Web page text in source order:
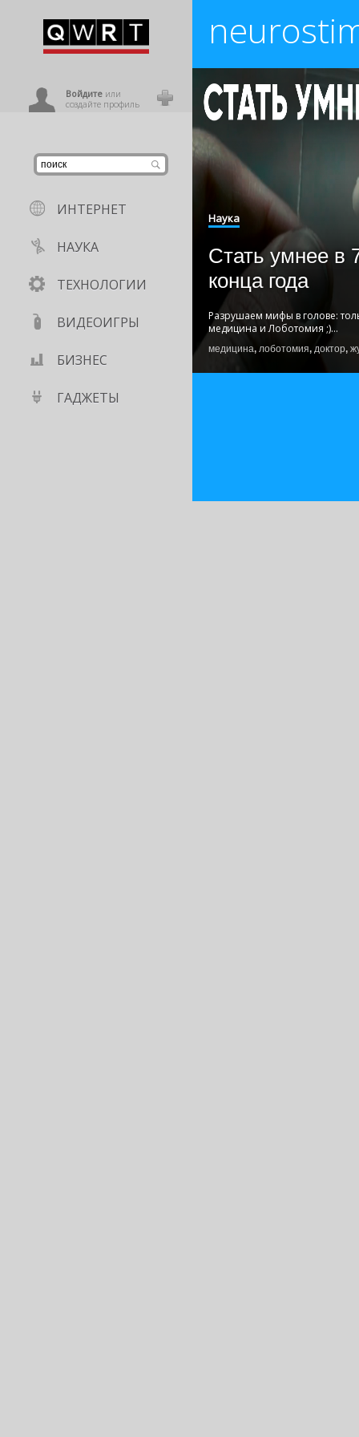
Войдитеили
создайте профиль
ИНТЕРНЕТ
НАУКА
ТЕХНОЛОГИИ
ВИДЕОИГРЫ
БИЗНЕС
ГАДЖЕТЫ
Наука
Стать умнее в
конца года
Разрушаем мифы в голове:
медицина и Лоботомия ;)...
медицина, лоботомия, доктор,